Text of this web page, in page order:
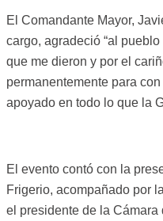
El Comandante Mayor,
cargo, agradeció “al
que me dieron y por el
permanentemente para
apoyado en todo lo que la
El evento contó con la
Frigerio, acompañado por
el presidente de la Cámara